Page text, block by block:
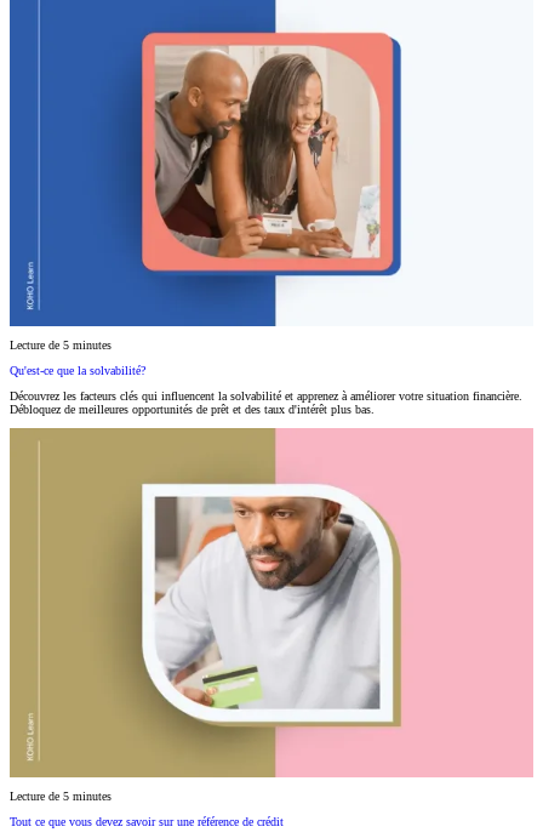
Lecture de 5 minutes
Qu'est-ce que la solvabilité?
Découvrez les facteurs clés qui influencent la solvabilité et apprenez à améliorer votre situation financière.
Débloquez de meilleures opportunités de prêt et des taux d'intérêt plus bas.
Lecture de 5 minutes
Tout ce que vous devez savoir sur une référence de crédit